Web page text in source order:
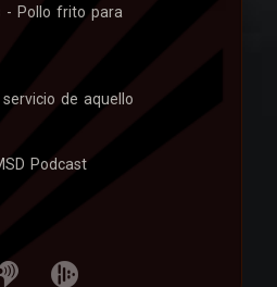
- Pollo frito para
de aquello
Podcast